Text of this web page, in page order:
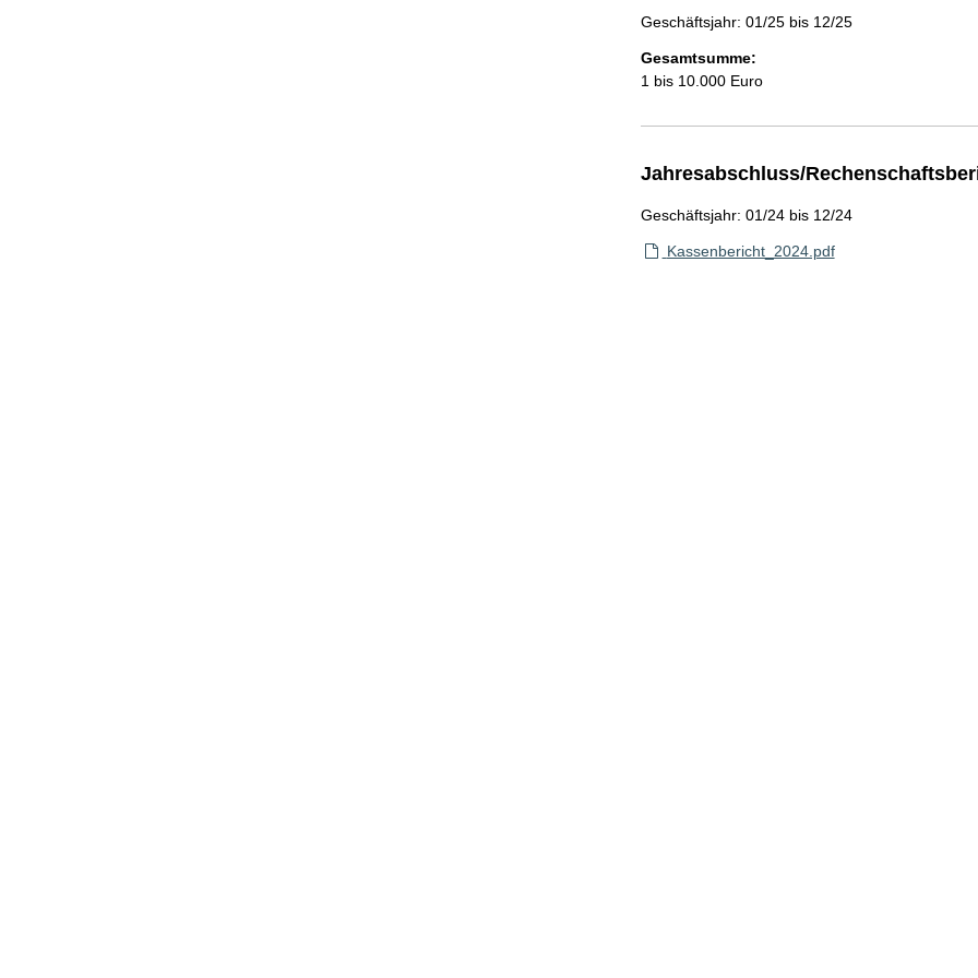
Geschäftsjahr: 01/25 bis 12/25
Gesamtsumme:
1 bis 10.000 Euro
Jahresabschluss/
Geschäftsjahr: 01/24 bis 12/24
Kassenbericht_2024.pdf